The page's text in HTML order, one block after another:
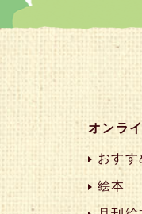
オンラ
おす
絵本